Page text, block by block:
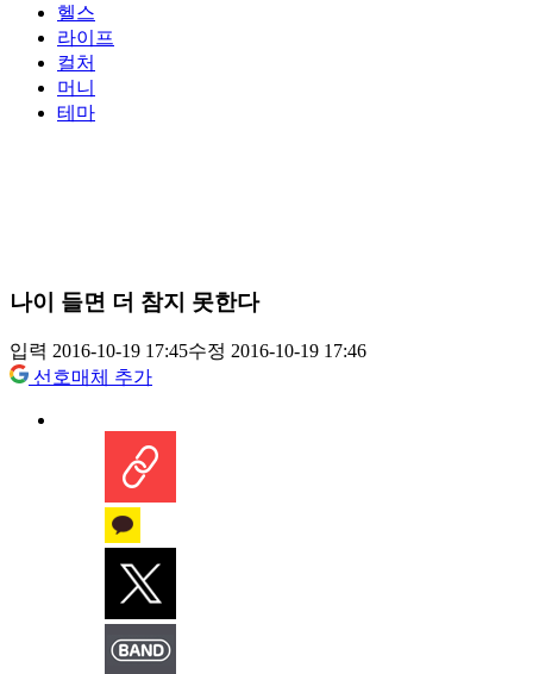
헬스
라이프
컬처
머니
테마
나이 들면 더 참지 못한다
입력 2016-10-19 17:45수정 2016-10-19 17:46
선호매체 추가